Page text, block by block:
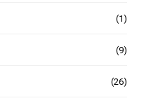
(1)
(9)
(26)